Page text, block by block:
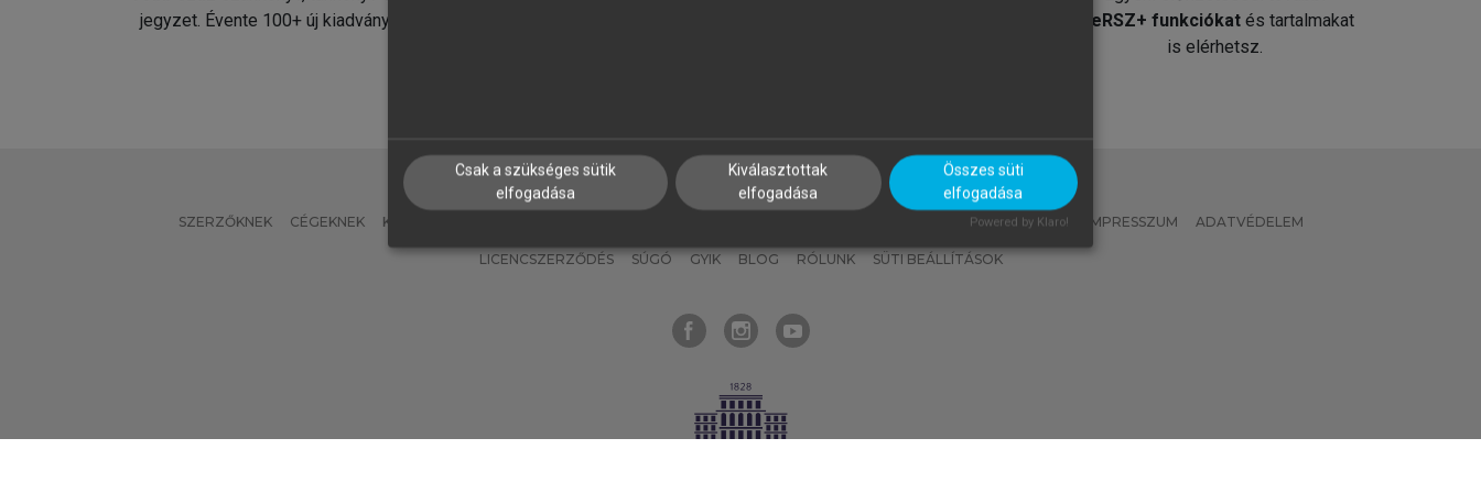
jegyzet. Évente 100+ új kiadvány.
MeRSZ+ funkciókat és tartalmakat
is elérhetsz.
SZERZŐKNEK CÉGEKNEK KÖNYVTÁROSOKNAK MI – ÁLTALÁNOS IRÁNYELVEK IMPRESSZUM ADATVÉDELEM
LICENCSZERZŐDÉS SÚGÓ GYIK BLOG RÓLUNK SÜTI BEÁLLÍTÁSOK
Csak a szükséges sütik
elfogadása
Kiválasztottak
elfogadása
Összes süti
elfogadása
Powered by Klaro!